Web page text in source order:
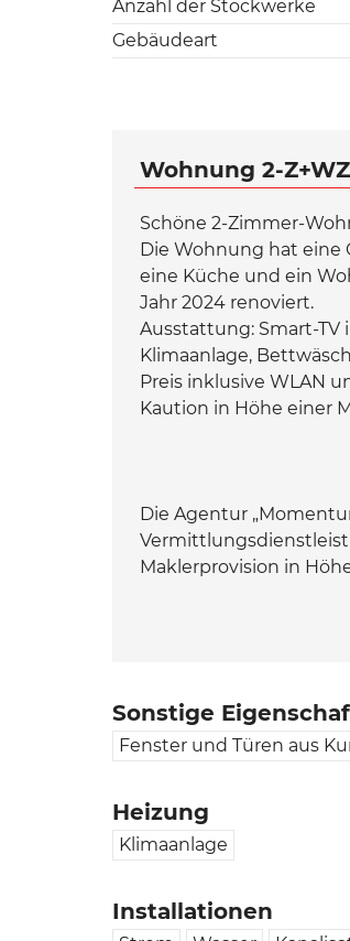
Anzahl der Stockwerke
Gebäudeart
Wohnung 2-
Schöne 2-Zimmer-
Die Wohnung hat eine
eine Küche und ein
Jahr 2024 renoviert.
Ausstattung: Smart-
Klimaanlage,
Preis inklusive WLAN
Kaution in Höhe einer
Die Agentur
Maklerprovision in
Sonstige
Fenster und Türen aus
Heizung
Klimaanlage
Installationen